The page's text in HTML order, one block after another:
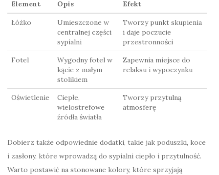
Element Opis Efekt
Łóżko
Umieszczone w
centralnej części
sypialni
Tworzy punkt skupienia
i daje poczucie
przestronności
Fotel
Wygodny fotel w
kącie z małym
stolikiem
Zapewnia miejsce do
relaksu i wypoczynku
Oświetlenie
Ciepłe,
wielostrefowe
źródła światła
Tworzy przytulną
atmosferę
Dobierz także odpowiednie dodatki, takie jak poduszki, koce
i zasłony, które wprowadzą do sypialni ciepło i przytulność.
Warto postawić na stonowane kolory, które sprzyjają